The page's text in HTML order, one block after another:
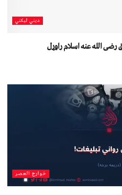
دیني لیکني
الله عنه اسلام راوړل
خوارج العصر